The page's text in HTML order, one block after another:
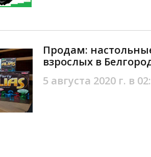
Продам:
взрослых в
5 августа 2020 г. в